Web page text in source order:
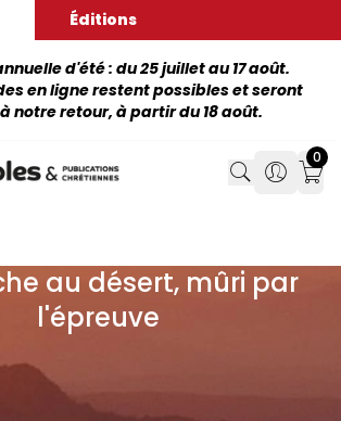
Éditions
d'été : du 25 juillet au 17 août.
en ligne restent possibles et seront
notre retour, à partir du 18 août.
Search
Search
0
au désert, mûri par
l'épreuve